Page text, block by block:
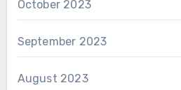
October 2023
September 2023
August 2023